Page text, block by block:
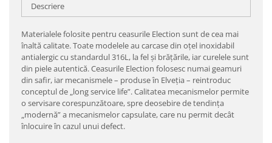
Descriere
Materialele folosite pentru ceasurile Election sunt de cea mai
înaltă calitate. Toate modelele au carcase din oţel inoxidabil
antialergic cu standardul 316L, la fel şi brăţările, iar curelele sunt
din piele autentică. Ceasurile Election folosesc numai geamuri
din safir, iar mecanismele – produse în Elveţia – reintroduc
conceptul de „long service life”. Calitatea mecanismelor permite
o servisare corespunzătoare, spre deosebire de tendinţa
„modernă” a mecanismelor capsulate, care nu permit decât
înlocuire în cazul unui defect.